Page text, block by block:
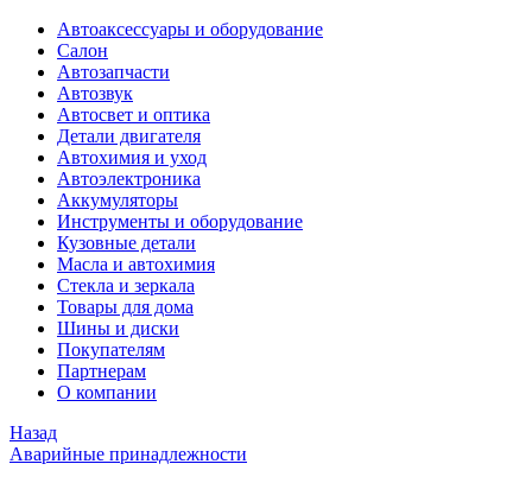
Автоаксессуары и оборудование
Салон
Автозапчасти
Автозвук
Автосвет и оптика
Детали двигателя
Автохимия и уход
Автоэлектроника
Аккумуляторы
Инструменты и оборудование
Кузовные детали
Масла и автохимия
Стекла и зеркала
Товары для дома
Шины и диски
Покупателям
Партнерам
О компании
Назад
Аварийные принадлежности